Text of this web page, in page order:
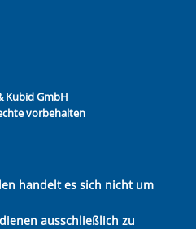
Kubid GmbH
vorbehalten
handelt es sich nicht um
ausschließlich zu